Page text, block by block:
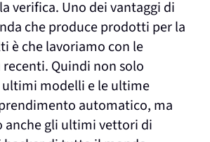
verifica. Uno dei vantaggi di
che produce prodotti per la
è che lavoriamo con le
Quindi non solo
modelli e le ultime
automatico, ma
gli ultimi vettori di